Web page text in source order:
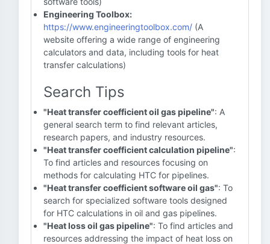
Engineering Toolbox:
https://www.engineeringtoolbox.com/ (A
website offering a wide range of engineering
calculators and data, including tools for heat
transfer calculations)
Search Tips
"Heat transfer coefficient oil gas pipeline": A
general search term to find relevant articles,
research papers, and industry resources.
"Heat transfer coefficient calculation pipeline":
To find articles and resources focusing on
methods for calculating HTC for pipelines.
"Heat transfer coefficient software oil gas": To
search for specialized software tools designed
for HTC calculations in oil and gas pipelines.
"Heat loss oil gas pipeline": To find articles and
resources addressing the impact of heat loss on